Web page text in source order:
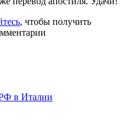
, чтобы получить
в Италии